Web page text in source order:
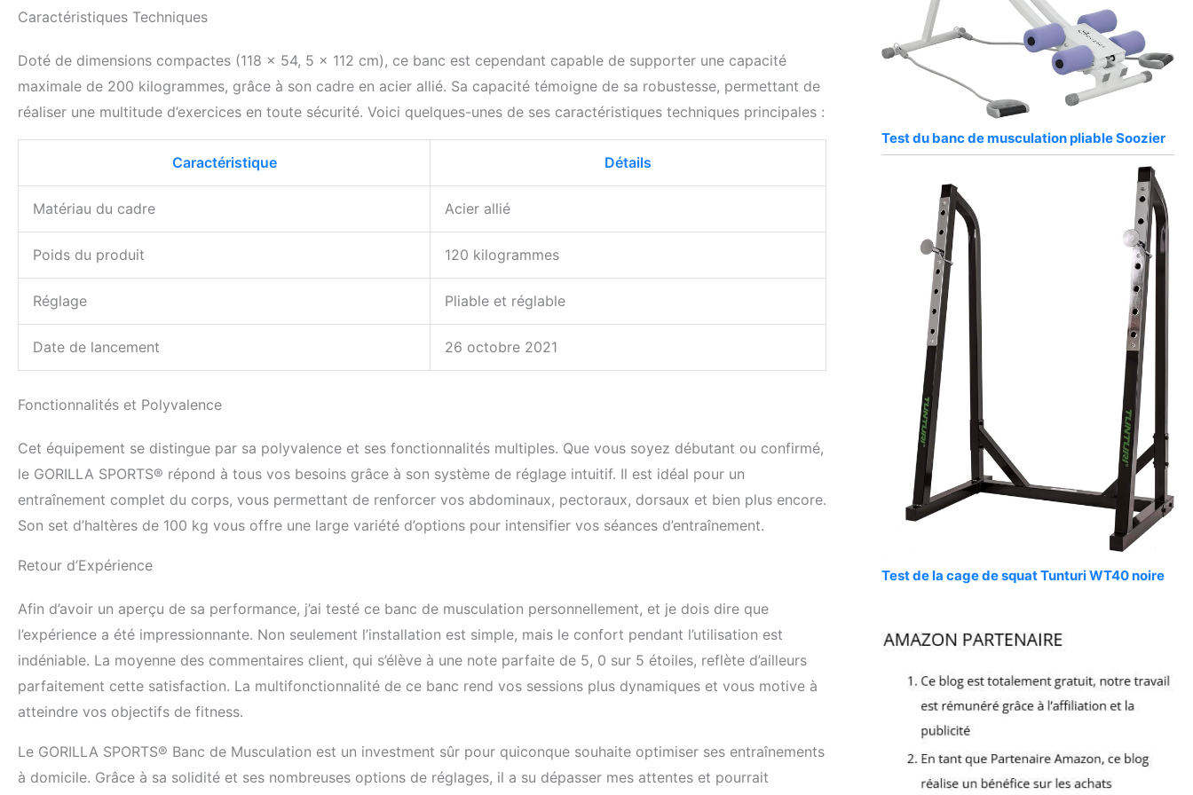
Caractéristiques Techniques
Doté de dimensions compactes (118 x 54, 5 x 112 cm), ce banc est cependant capable de supporter une capacité
maximale de 200 kilogrammes, grâce à son cadre en acier allié. Sa capacité témoigne de sa robustesse, permettant de
réaliser une multitude d’exercices en toute sécurité. Voici quelques-unes de ses caractéristiques techniques principales :
Caractéristique Détails
Matériau du cadre Acier allié
Poids du produit 120 kilogrammes
Réglage Pliable et réglable
Date de lancement 26 octobre 2021
Fonctionnalités et Polyvalence
Cet équipement se distingue par sa polyvalence et ses fonctionnalités multiples. Que vous soyez débutant ou confirmé,
le GORILLA SPORTS® répond à tous vos besoins grâce à son système de réglage intuitif. Il est idéal pour un
entraînement complet du corps, vous permettant de renforcer vos abdominaux, pectoraux, dorsaux et bien plus encore.
Son set d’haltères de 100 kg vous offre une large variété d’options pour intensifier vos séances d’entraînement.
Retour d’Expérience
Afin d’avoir un aperçu de sa performance, j’ai testé ce banc de musculation personnellement, et je dois dire que
l’expérience a été impressionnante. Non seulement l’installation est simple, mais le confort pendant l’utilisation est
indéniable. La moyenne des commentaires client, qui s’élève à une note parfaite de 5, 0 sur 5 étoiles, reflète d’ailleurs
parfaitement cette satisfaction. La multifonctionnalité de ce banc rend vos sessions plus dynamiques et vous motive à
atteindre vos objectifs de fitness.
Le GORILLA SPORTS® Banc de Musculation est un investment sûr pour quiconque souhaite optimiser ses entraînements
à domicile. Grâce à sa solidité et ses nombreuses options de réglages, il a su dépasser mes attentes et pourrait
Test du banc de musculation pliable Soozier
Test de la cage de squat Tunturi WT40 noire